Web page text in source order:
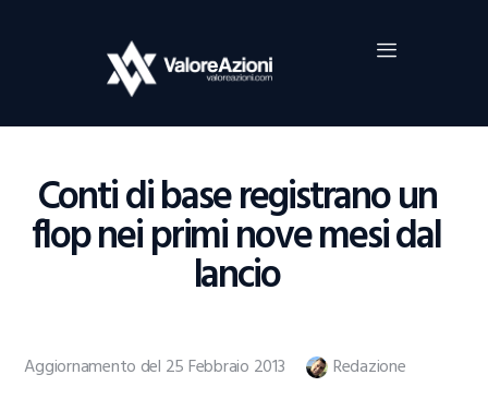
Conti di base registrano un
flop nei primi nove mesi dal
lancio
Home
Investimenti
Borsa
Guide Al Trading
Criptovalute
Aggiornamento del 25 Febbraio 2013 Redazione